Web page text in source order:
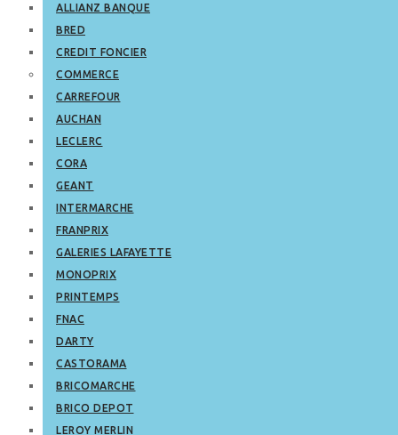
ALLIANZ BANQUE
BRED
CREDIT FONCIER
COMMERCE
CARREFOUR
AUCHAN
LECLERC
CORA
GEANT
INTERMARCHE
FRANPRIX
GALERIES LAFAYETTE
MONOPRIX
PRINTEMPS
FNAC
DARTY
CASTORAMA
BRICOMARCHE
BRICO DEPOT
LEROY MERLIN